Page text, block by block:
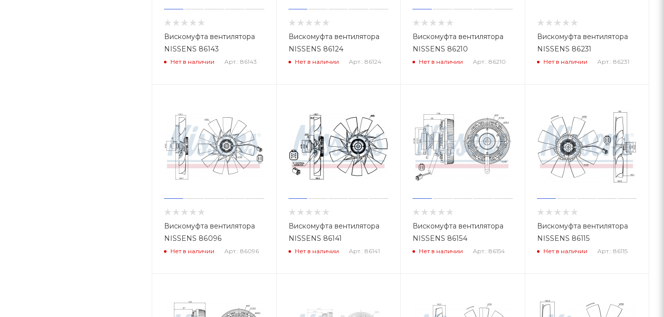
Вискомуфта вентилятора
NISSENS 86143
Нет в наличии Арт.: 86143
Вискомуфта вентилятора
NISSENS 86124
Нет в наличии Арт.: 86124
Вискомуфта вентилятора
NISSENS 86210
Нет в наличии Арт.: 86210
Вискомуфта вентилятора
NISSENS 86231
Нет в наличии Арт.: 86231
Вискомуфта вентилятора
NISSENS 86096
Нет в наличии Арт.: 86096
Вискомуфта вентилятора
NISSENS 86141
Нет в наличии Арт.: 86141
Вискомуфта вентилятора
NISSENS 86154
Нет в наличии Арт.: 86154
Вискомуфта вентилятора
NISSENS 86115
Нет в наличии Арт.: 86115